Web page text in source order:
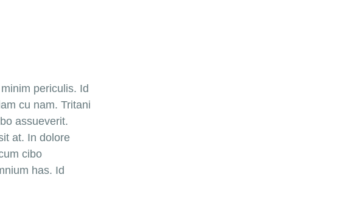
periculis. Id
cu nam. Tritani
assueverit.
at. In dolore
cibo
has. Id